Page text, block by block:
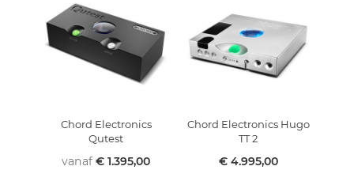
Chord Electronics
Qutest
vanaf € 1.395,00
Chord Electronics Hugo
TT 2
€ 4.995,00